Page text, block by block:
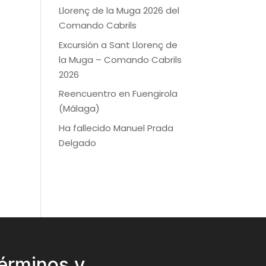
Llorenç de la Muga 2026 del
Comando Cabrils
Excursión a Sant Llorenç de
la Muga – Comando Cabrils
2026
Reencuentro en Fuengirola
(Málaga)
Ha fallecido Manuel Prada
Delgado